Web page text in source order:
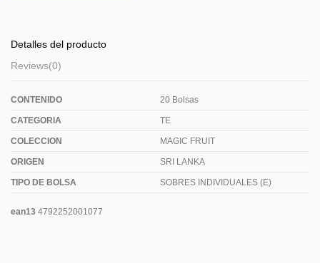
Detalles del producto
Reviews(0)
CONTENIDO 20 Bolsas
CATEGORIA TE
COLECCION MAGIC FRUIT
ORIGEN SRI LANKA
TIPO DE BOLSA SOBRES INDIVIDUALES (E)
ean13 4792252001077